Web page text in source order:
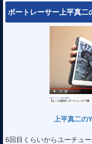
ボートレーサー上平真二
上平真二の
6回目くらいからユーチュ